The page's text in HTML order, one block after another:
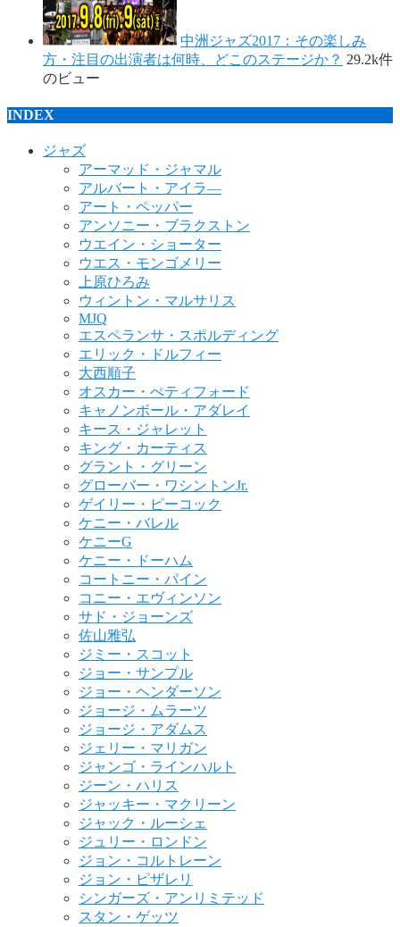
中洲ジャズ2017：その楽しみ
方・注目の出演者は何時、どこのステージか？ 29.2k件
のビュー
INDEX
ジャズ
アーマッド・ジャマル
アルバート・アイラ―
アート・ペッパー
アンソニー・ブラクストン
ウエイン・ショーター
ウエス・モンゴメリー
上原ひろみ
ウィントン・マルサリス
MJQ
エスペランサ・スポルディング
エリック・ドルフィー
大西順子
オスカー・ぺティフォード
キャノンボール・アダレイ
キース・ジャレット
キング・カーティス
グラント・グリーン
グローバー・ワシントンJr.
ゲイリー・ピーコック
ケニー・バレル
ケニーG
ケニー・ドーハム
コートニー・パイン
コニー・エヴィンソン
サド・ジョーンズ
佐山雅弘
ジミー・スコット
ジョー・サンプル
ジョー・ヘンダーソン
ジョージ・ムラーツ
ジョージ・アダムス
ジェリー・マリガン
ジャンゴ・ラインハルト
ジーン・ハリス
ジャッキー・マクリーン
ジャック・ルーシェ
ジュリー・ロンドン
ジョン・コルトレーン
ジョン・ピザレリ
シンガーズ・アンリミテッド
スタン・ゲッツ